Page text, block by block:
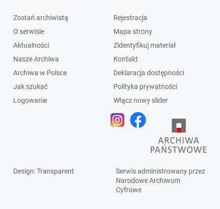
Zostań archiwistą
O serwisie
Aktualności
Nasze Archiwa
Archiwa w Polsce
Jak szukać
Logowanie
Rejestracja
Mapa strony
Zidentyfikuj materiał
Kontakt
Deklaracja dostępności
Polityka prywatności
Włącz nowy slider
Design: Transparent
Serwis administrowany przez
Narodowe Archiwum
Cyfrowe